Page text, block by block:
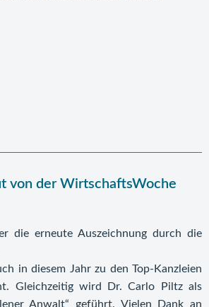
von der WirtschaftsWoche
die erneute Auszeichnung durch die
in diesem Jahr zu den Top-Kanzleien
Gleichzeitig wird Dr. Carlo Piltz als
Anwalt“ geführt. Vielen Dank an